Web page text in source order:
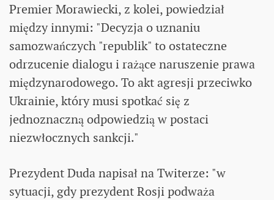
Premier Morawiecki, z kolei, powiedział
między innymi: "Decyzja o uznaniu
samozwańczych "republik" to ostateczne
odrzucenie dialogu i rażące naruszenie prawa
międzynarodowego. To akt agresji przeciwko
Ukrainie, który musi spotkać się z
jednoznaczną odpowiedzią w postaci
niezwłocznych sankcji."
Prezydent Duda napisał na Twiterze: "w
sytuacji, gdy prezydent Rosji podważa